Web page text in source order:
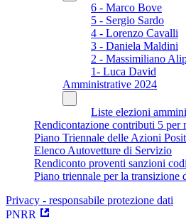
6 - Marco Bove
5 - Sergio Sardo
4 - Lorenzo Cavalli
3 - Daniela Maldini
2 - Massimiliano
1- Luca David
Amministrative 2024
Liste elezioni
Rendicontazione contributi 5 per
Piano Triennale delle Azioni
Elenco Autovetture di Servizio
Rendiconto proventi sanzioni
Piano triennale per la transizione
Privacy - responsabile protezione dati
PNRR